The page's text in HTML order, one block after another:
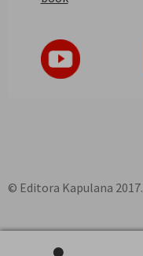
© Editora Kapulana 2017.